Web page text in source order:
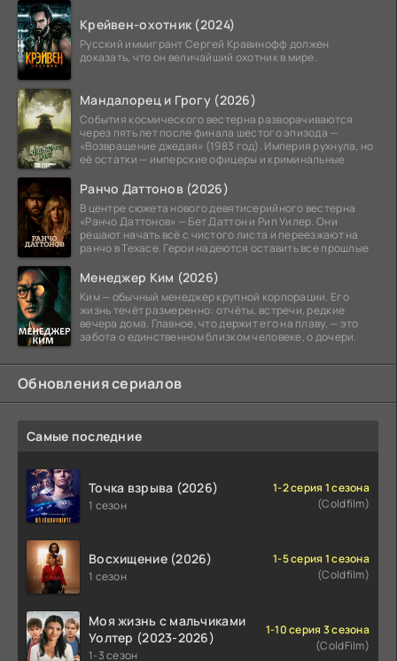
Крейвен-охотник (2024)
Русский иммигрант Сергей Кравинофф должен
доказать, что он величайший охотник в мире.
Мандалорец и Грогу (2026)
События космического вестерна разворачиваются
через пять лет после финала шестого эпизода —
«Возвращение джедая» (1983 год). Империя рухнула, но
её остатки — имперские офицеры и криминальные
Ранчо Даттонов (2026)
В центре сюжета нового девятисерийного вестерна
«Ранчо Даттонов» — Бет Даттон и Рип Уилер. Они
решают начать всё с чистого листа и переезжают на
ранчо в Техасе. Герои надеются оставить все прошлые
Менеджер Ким (2026)
Ким — обычный менеджер крупной корпорации. Его
жизнь течёт размеренно: отчёты, встречи, редкие
вечера дома. Главное, что держит его на плаву, — это
забота о единственном близком человеке, о дочери.
Обновления сериалов
Самые последние
Точка взрыва (2026)
1 сезон
1-2 серия 1 сезона
(Coldfilm)
Восхищение (2026)
1 сезон
1-5 серия 1 сезона
(Coldfilm)
Моя жизнь с мальчиками
Уолтер (2023-2026)
1-3 сезон
1-10 серия 3 сезона
(ColdFilm)